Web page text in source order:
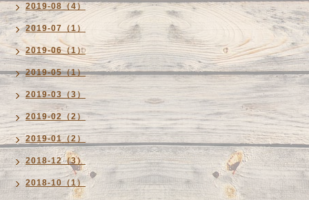
2019-08（4）
2019-07（1）
2019-06（1）
2019-05（1）
2019-03（3）
2019-02（2）
2019-01（2）
2018-12（3）
2018-10（1）